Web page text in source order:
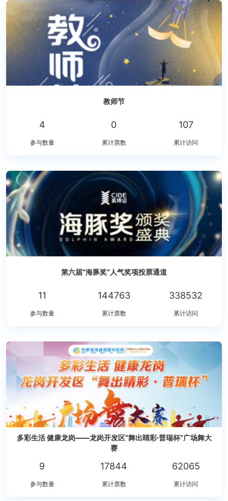
教师节
4 0 107
参与数量 累计票数 累计访问
第六届“海豚奖”人气奖项投票通道
11 144763 338532
参与数量 累计票数 累计访问
多彩生活 健康龙岗——龙岗开发区“舞出睛彩·普瑞杯”广场舞大
赛
9 17844 62065
参与数量 累计票数 累计访问